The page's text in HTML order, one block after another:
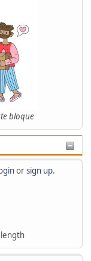
bloque
orsign up.
length